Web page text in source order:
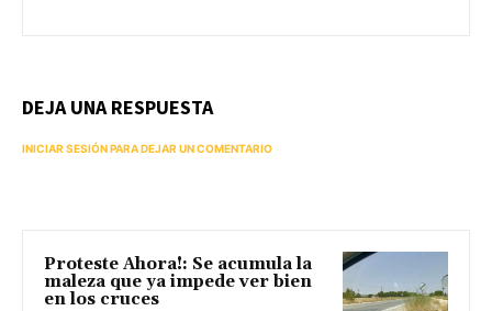
DEJA UNA RESPUESTA
INICIAR SESIÓN PARA DEJAR UN COMENTARIO
Proteste Ahora!: Se acumula la
maleza que ya impede ver bien
en los cruces